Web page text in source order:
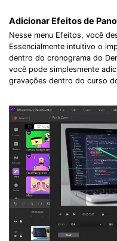
Adicionar Efeitos de
Nesse menu Efeitos, você
Essencialmente intuitivo o
dentro do cronograma do
você pode simplesmente
gravações dentro do curso